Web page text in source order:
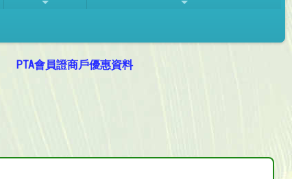
PTA會員證商戶優惠資料